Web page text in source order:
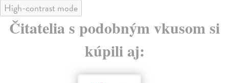
High-contrast mode
Čitatelia s podobným vkusom si
kúpili aj: